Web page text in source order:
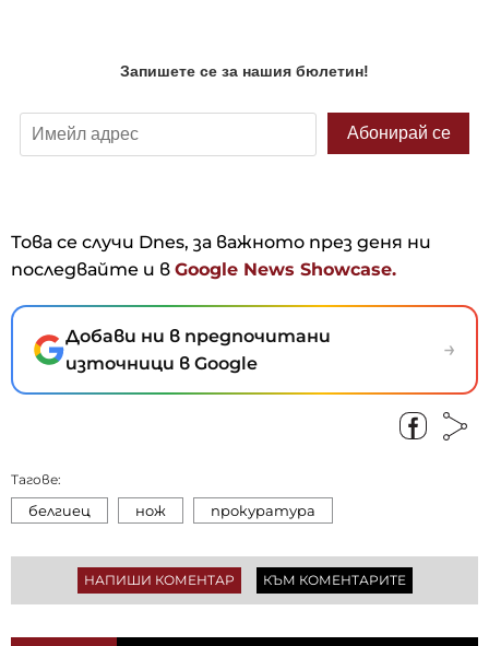
Това се случи Dnes, за важното през деня ни
последвайте и в Google News Showcase.
Добави ни в предпочитани
източници в Google
→
Тагове:
белгиец нож прокуратура
НАПИШИ КОМЕНТАР КЪМ КОМЕНТАРИТЕ